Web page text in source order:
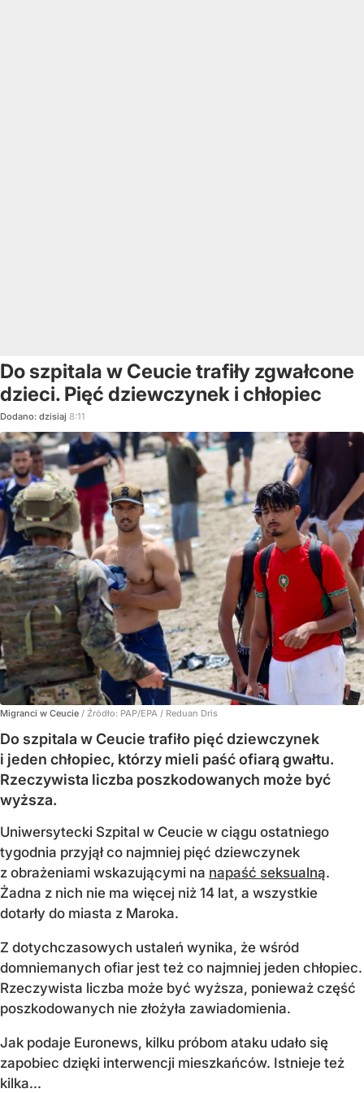
Do szpitala w Ceucie trafiły zgwałcone
dzieci. Pięć dziewczynek i chłopiec
Dodano: dzisiaj 8:11
Migranci w Ceucie / Źródło: PAP/EPA / Reduan Dris
Do szpitala w Ceucie trafiło pięć dziewczynek
i jeden chłopiec, którzy mieli paść ofiarą gwałtu.
Rzeczywista liczba poszkodowanych może być
wyższa.
Uniwersytecki Szpital w Ceucie w ciągu ostatniego
tygodnia przyjął co najmniej pięć dziewczynek
z obrażeniami wskazującymi na napaść seksualną.
Żadna z nich nie ma więcej niż 14 lat, a wszystkie
dotarły do miasta z Maroka.
Z dotychczasowych ustaleń wynika, że wśród
domniemanych ofiar jest też co najmniej jeden chłopiec.
Rzeczywista liczba może być wyższa, ponieważ część
poszkodowanych nie złożyła zawiadomienia.
Jak podaje Euronews, kilku próbom ataku udało się
zapobiec dzięki interwencji mieszkańców. Istnieje też
kilka...